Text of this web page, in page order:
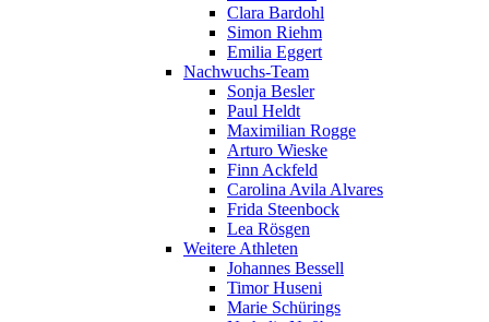
Clara Bardohl
Simon Riehm
Emilia Eggert
Nachwuchs-Team
Sonja Besler
Paul Heldt
Maximilian Rogge
Arturo Wieske
Finn Ackfeld
Carolina Avila Alvares
Frida Steenbock
Lea Rösgen
Weitere Athleten
Johannes Bessell
Timor Huseni
Marie Schürings